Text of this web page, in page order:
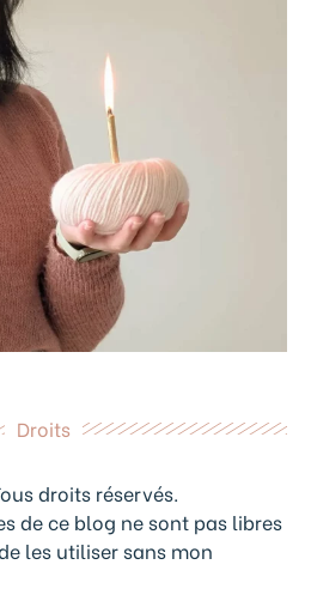
Droits
droits réservés.
de ce blog ne sont pas libres
les utiliser sans mon